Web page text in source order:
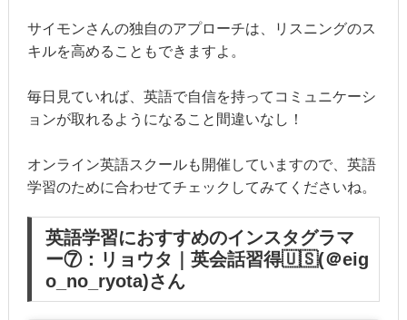
サイモンさんの独自のアプローチは、リスニングのス
キルを高めることもできますよ。
毎日見ていれば、英語で自信を持ってコミュニケーシ
ョンが取れるようになること間違いなし！
オンライン英語スクールも開催していますので、英語
学習のために合わせてチェックしてみてくださいね。
英語学習におすすめのインスタグラマ
ー⑦：リョウタ｜英会話習得🇺🇸(＠eig
o_no_ryota)さん